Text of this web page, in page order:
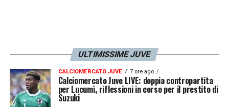
ULTIMISSIME JUVE
CALCIOMERCATO JUVE 7 ore ago
Calciomercato Juve LIVE: doppia contropartita
per Lucumì, riflessioni in corso per il prestito di
Suzuki